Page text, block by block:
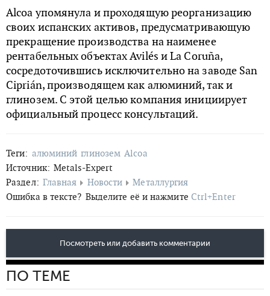
Alcoa упомянула и проходящую реорганизацию
своих испанских активов, предусматривающую
прекращение производства на наименее
рентабельных объектах Avilés и La Coruña,
сосредоточившись исключительно на заводе San
Ciprián, производящем как алюминий, так и
глинозем. С этой целью компания инициирует
официальный процесс консультаций.
Теги: алюминий глинозем Alcoa
Источник: Metals-Expert
Раздел: Главная Новости
Металлургия
Ошибка в тексте? Выделите её и нажмите Ctrl+Enter
Посмотреть или добавить комментарии
ПО ТЕМЕ